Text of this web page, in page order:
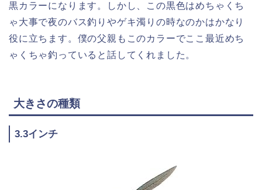
黒カラーになります。しかし、この黒色はめちゃくち
ゃ大事で夜のバス釣りやゲキ濁りの時なのかはかなり
役に立ちます。僕の父親もこのカラーでここ最近めち
ゃくちゃ釣っていると話してくれました。
大きさの種類
3.3インチ